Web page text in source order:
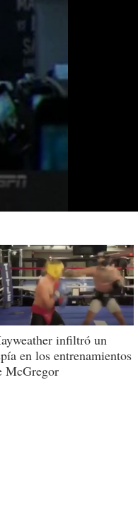
infiltró un
en los entrenamientos
McGregor